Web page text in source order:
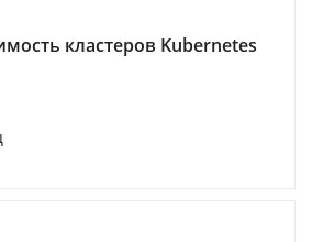
кластеров Kubernetes